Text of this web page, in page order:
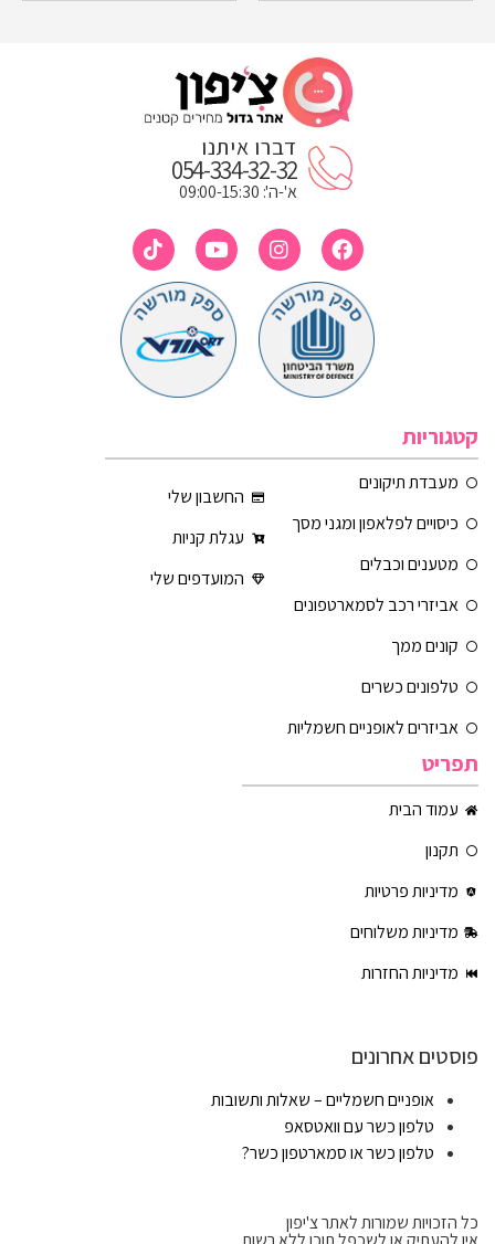
דברו איתנו
054-334-32-32
א'-ה': 09:00-15:30
קטגוריות
מעבדת תיקונים
כיסויים לפלאפון ומגני מסך
מטענים וכבלים
אביזרי רכב לסמארטפונים
קונים ממך
טלפונים כשרים
אביזרים לאופניים חשמליות
החשבון שלי
עגלת קניות
המועדפים שלי
תפריט
עמוד הבית
תקנון
מדיניות פרטיות
מדיניות משלוחים
מדיניות החזרות
פוסטים אחרונים
אופניים חשמליים – שאלות ותשובות
טלפון כשר עם וואטסאפ
טלפון כשר או סמארטפון כשר?
כל הזכויות שמורות לאתר צ'יפון